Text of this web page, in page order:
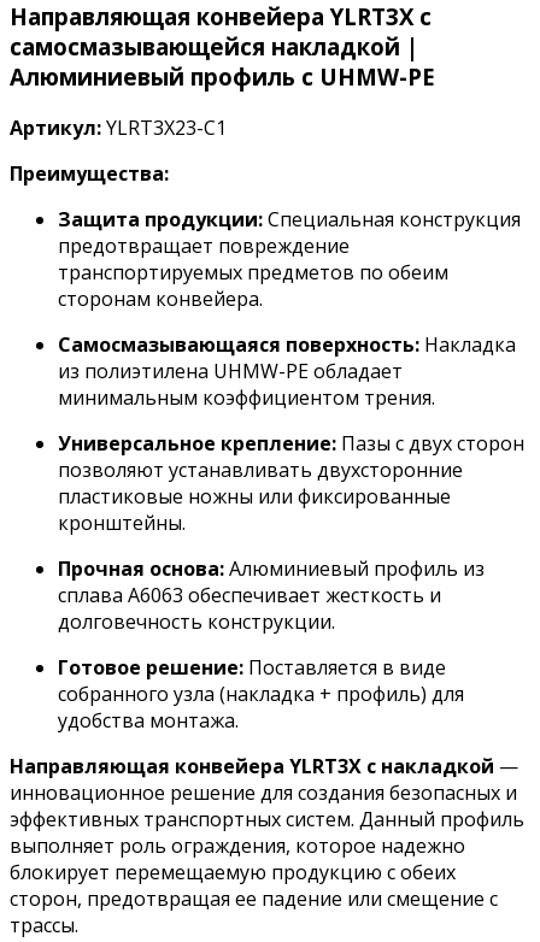
Направляющая конвейера YLRT3X с
самосмазывающейся накладкой |
Алюминиевый профиль с UHMW-PE
Артикул:YLRT3X23-C1
Преимущества:
Защита продукции:Специальная конструкция
предотвращает повреждение
транспортируемых предметов по обеим
сторонам конвейера.
Самосмазывающаяся поверхность: Накладка
из полиэтилена UHMW-PE обладает
минимальным коэффициентом трения.
Универсальное крепление: Пазы с двух сторон
позволяют устанавливать двухсторонние
пластиковые ножны или фиксированные
кронштейны.
Прочная основа:Алюминиевый профиль из
сплава A6063 обеспечивает жесткость и
долговечность конструкции.
Готовое решение: Поставляется в виде
собранного узла (накладка + профиль) для
удобства монтажа.
Направляющая конвейера YLRT3X с накладкой —
инновационное решение для создания безопасных и
эффективных транспортных систем. Данный профиль
выполняет роль ограждения, которое надежно
блокирует перемещаемую продукцию с обеих
сторон, предотвращая ее падение или смещение с
трассы.